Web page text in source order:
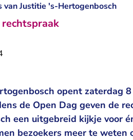
Justitie 's-Hertogenbosch
opent zaterdag
de Open Dag geven de
een uitgebreid kijkje voor
bezoekers meer te weten